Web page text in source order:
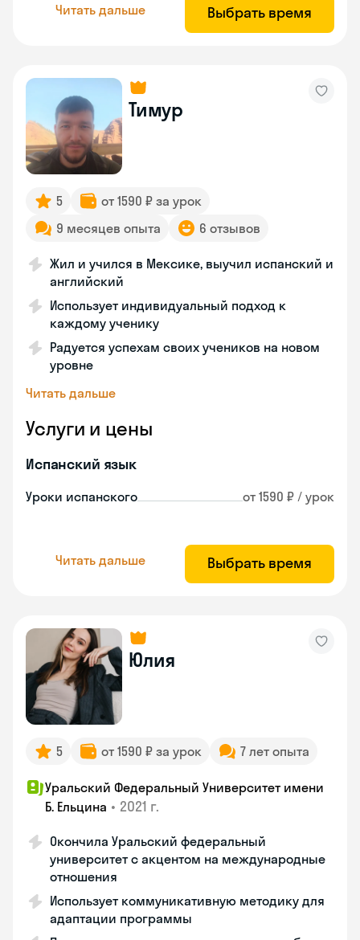
Читать дальше Выбрать время
Тимур
5
от 1590 ₽ за урок
9 месяцев опыта
6 отзывов
Жил и учился в Мексике, выучил испанский и
английский
Использует индивидуальный подход к
каждому ученику
Радуется успехам своих учеников на новом
уровне
Читать дальше
Услуги и цены
Испанский язык
Уроки испанского от 1590 ₽ / урок
Читать дальше Выбрать время
Юлия
5 от 1590 ₽ за урок 7 лет опыта
Уральский Федеральный Университет имени
Б. Ельцина • 2021 г.
Окончила Уральский федеральный
университет с акцентом на международные
отношения
Использует коммуникативную методику для
адаптации программы